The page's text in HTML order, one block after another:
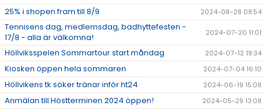
25% i shopen fram till 8/9 2024-08-28 08:54
Tennisens dag, medlemsdag, badhyttefesten -
17/8 - alla är välkomna!
2024-07-20 11:01
Höllviksspelen Sommartour start måndag 2024-07-12 19:34
Kiosken öppen hela sommaren 2024-07-04 16:10
Höllvikens tk söker tränar inför ht24 2024-06-19 15:08
Anmälan till Höstterminen 2024 öppen! 2024-05-29 13:08